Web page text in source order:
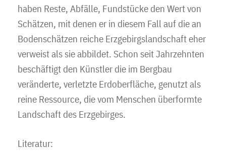
haben Reste, Abfälle, Fundstücke den Wert von
Schätzen, mit denen er in diesem Fall auf die an
Bodenschätzen reiche Erzgebirgslandschaft eher
verweist als sie abbildet. Schon seit Jahrzehnten
beschäftigt den Künstler die im Bergbau
veränderte, verletzte Erdoberfläche, genutzt als
reine Ressource, die vom Menschen überformte
Landschaft des Erzgebirges.
Literatur: